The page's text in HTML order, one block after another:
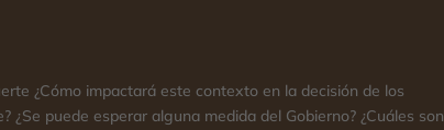
¿Cómo impactará este contexto en la decisión de los
¿Se puede esperar alguna medida del Gobierno? ¿Cuáles son